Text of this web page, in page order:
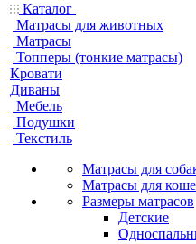
Каталог
Матрасы для животных
Матрасы
Топперы (тонкие матрасы)
Кровати
Диваны
Мебель
Подушки
Текстиль
Матрасы для
Матрасы для
Размеры матрасов
Детские